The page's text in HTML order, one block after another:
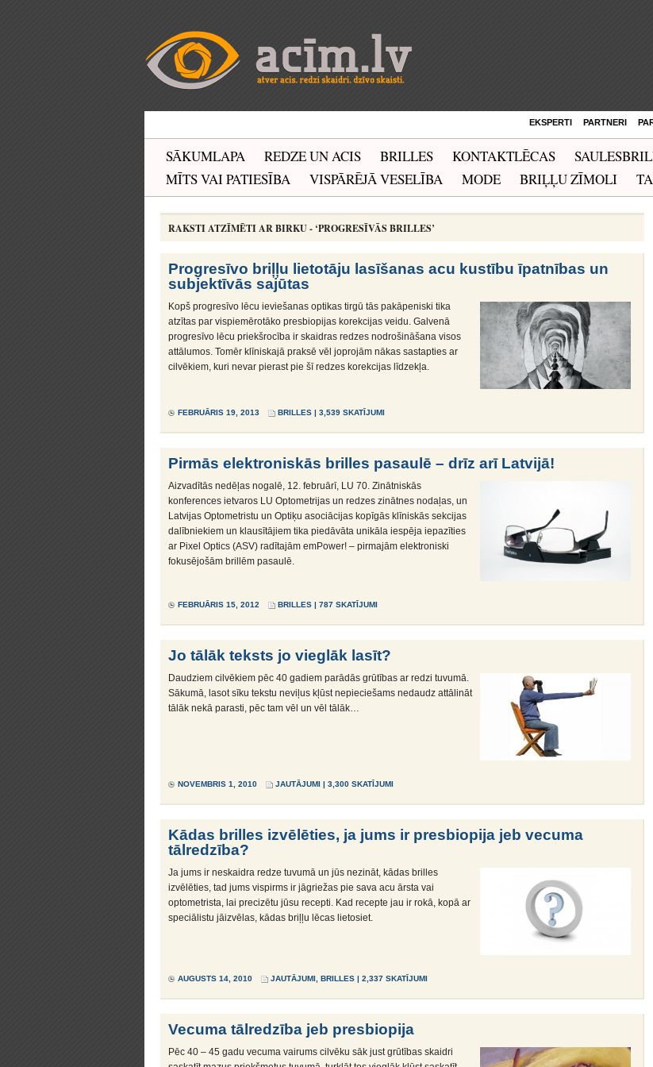
EKSPERTI PARTNERI
SĀKUMLAPA REDZE UN ACIS BRILLES KONTAKTLĒCAS
MĪTS VAI PATIESĪBA
VISPĀRĒJĀ VESELĪBA MODE BRIĻĻU ZĪMOLI
RAKSTI ATZĪMĒTI AR BIRKU - ‘PROGRESĪVĀS BRILLES’
Progresīvo briļļu lietotāju lasīšanas acu kustību īpatnības un
subjektīvās sajūtas
Kopš progresīvo lēcu ieviešanas optikas tirgū tās pakāpeniski tika
atzītas par vispiemērotāko presbiopijas korekcijas veidu. Galvenā
progresīvo lēcu priekšrocība ir skaidras redzes nodrošināšana visos
attālumos. Tomēr klīniskajā praksē vēl joprojām nākas sastapties ar
cilvēkiem, kuri nevar pierast pie šī redzes korekcijas līdzekļa.
FEBRUĀRIS 19, 2013 BRILLES | 3,539 SKATĪJUMI
Pirmās elektroniskās brilles pasaulē – drīz arī Latvijā!
Aizvadītās nedēļas nogalē, 12. februārī, LU 70. Zinātniskās
konferences ietvaros LU Optometrijas un redzes zinātnes nodaļas, un
Latvijas Optometristu un Optiķu asociācijas kopīgās klīniskās sekcijas
dalībniekiem un klausītājiem tika piedāvāta unikāla iespēja iepazīties
ar Pixel Optics (ASV) radītajām emPower! – pirmajām elektroniski
fokusējošām brillēm pasaulē.
FEBRUĀRIS 15, 2012 BRILLES | 787 SKATĪJUMI
Jo tālāk teksts jo vieglāk lasīt?
Daudziem cilvēkiem pēc 40 gadiem parādās grūtības ar redzi tuvumā.
Sākumā, lasot sīku tekstu neviļus kļūst nepieciešams nedaudz attālināt
tālāk nekā parasti, pēc tam vēl un vēl tālāk…
NOVEMBRIS 1, 2010 JAUTĀJUMI | 3,300 SKATĪJUMI
Kādas brilles izvēlēties, ja jums ir presbiopija jeb vecuma
tālredzība?
Ja jums ir neskaidra redze tuvumā un jūs nezināt, kādas brilles
izvēlēties, tad jums vispirms ir jāgriežas pie sava acu ārsta vai
optometrista, lai precizētu jūsu recepti. Kad recepte jau ir rokā, kopā ar
speciālistu jāizvēlas, kādas briļļu lēcas lietosiet.
AUGUSTS 14, 2010 JAUTĀJUMI BRILLES | 2,337 SKATĪJUMI
Vecuma tālredzība jeb presbiopija
Pēc 40 – 45 gadu vecuma vairums cilvēku sāk just grūtības skaidri